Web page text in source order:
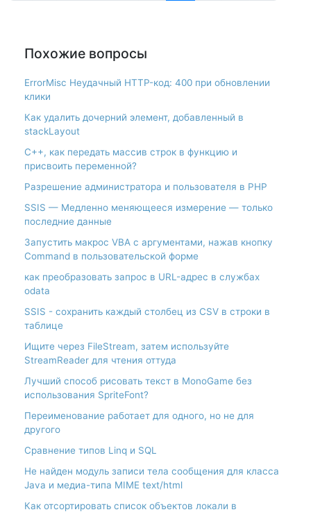
Похожие вопросы
ErrorMisc Неудачный HTTP-код: 400 при обновлении
клики
Как удалить дочерний элемент, добавленный в
stackLayout
С++, как передать массив строк в функцию и
присвоить переменной?
Разрешение администратора и пользователя в PHP
SSIS — Медленно меняющееся измерение — только
последние данные
Запустить макрос VBA с аргументами, нажав кнопку
Command в пользовательской форме
как преобразовать запрос в URL-адрес в службах
odata
SSIS - сохранить каждый столбец из CSV в строки в
таблице
Ищите через FileStream, затем используйте
StreamReader для чтения оттуда
Лучший способ рисовать текст в MonoGame без
использования SpriteFont?
Переименование работает для одного, но не для
другого
Сравнение типов Linq и SQL
Не найден модуль записи тела сообщения для класса
Java и медиа-типа MIME text/html
Как отсортировать список объектов локали в